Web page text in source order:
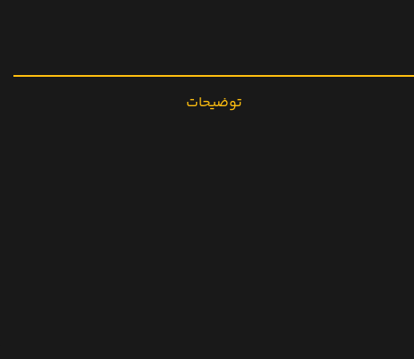
توضیحات